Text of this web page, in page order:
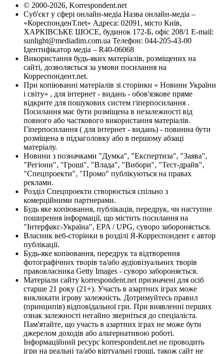
© 2000-2026, Korrespondent.net
Суб'єкт у сфері онлайн-медіа Назва онлайн-медіа –
«КореспонденТ.net» Адреса: 02091, місто Київ,
ХАРКІВСЬКЕ ШОСЕ, будинок 172-Б, офіс 208/1 E-mail:
sunlight@mediadim.com.ua Телефон: 044-205-43-00
Ідентифікатор медіа – R40-06068
Використання будь-яких матеріалів, розміщених на
сайті, дозволяється за умови посилання на
Корреспондент.net.
При копіюванні матеріалів зі сторінки « Новини України
і світу» , для інтернет - видань - обов'язкове пряме
відкрите для пошукових систем гіперпосилання .
Посилання має бути розміщена в незалежності від
повного або часткового використання матеріалів.
Гіперпосилання ( для інтернет - видань) - повинна бути
розміщена в підзаголовку або в першому абзаці
матеріалу.
Новини з позначками "Думка", "Експертиза", "Заява",
"Регіони", "Гроші", "Влада", "Вибори", "Тест-драйв",
"Спецпроекти", "Промо" публікуються на правах
реклами.
Розділ Спецпроекти створюється спільно з
комерційними партнерами.
Будь яке копіювання, публікація, передрук, чи наступне
поширення інформації, що містить посилання на
"Інтерфакс-Україна", EPA / UPG, суворо забороняється.
Власник веб-сторінки в розділі Я-Корреспондент є автор
публікації.
Будь-яке копіювання, передрук та відтворення
фотографічних творів та/або аудіовізуальних творів
правовласника Getty Images - суворо забороняється.
Матеріали сайту korrespondent.net призначені для осіб
старше 21 року (21+). Участь в азартних іграх може
викликати ігрову залежність. Дотримуйтесь правил
(принципів) відповідальної гри. При виявленні перших
ознак залежності негайно зверніться до спеціаліста.
Пам'ятайте, що участь в азартних іграх не може бути
джерелом доходів або альтернативою роботі.
Інформаційний ресурс korrespondent.net не проводить
ігри на реальні та/або віртуальні гроші, також сайт не